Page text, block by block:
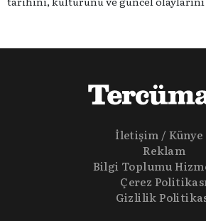
olmadığına inananlardansanız "Spor Sohbetleri" tam size
İletişim / Künye
Reklam
Bilgi Toplumu
Çerez
Gizlilik